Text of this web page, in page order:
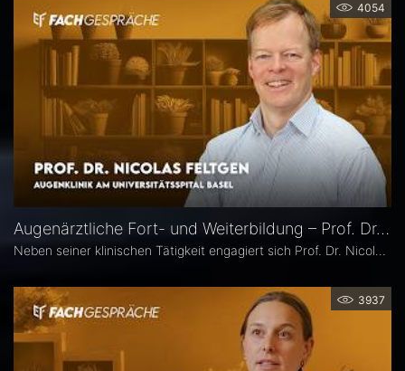
4054
Augenärztliche Fort- und Weiterbildung – Prof. Dr. Nicolas Feltgen
3937